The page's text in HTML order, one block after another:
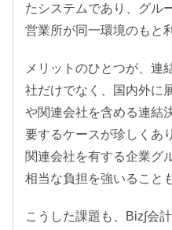
たシステムであり、グル
営業所が同一環境のもと
メリットのひとつが、連
社だけでなく、国内外に
や関連会社を含める連結
要するケースが珍しくあ
関連会社を有する企業グ
相当な負担を強いること
こうした課題も、Biz∫会